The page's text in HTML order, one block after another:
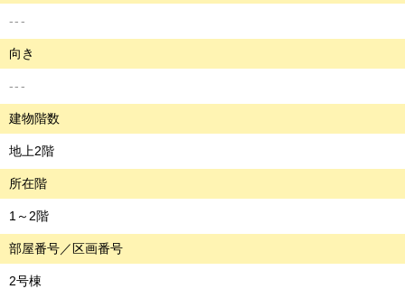
---
向き
---
建物階数
地上2階
所在階
1～2階
部屋番号／区画番号
2号棟